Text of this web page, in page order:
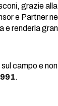
grazie
e Partner nel
e renderla
campo e
.